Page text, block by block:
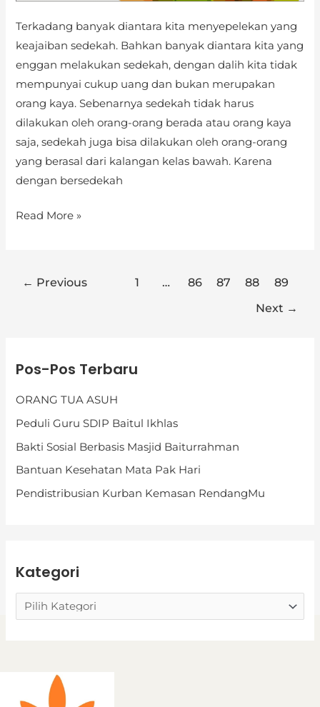
Terkadang banyak diantara kita menyepelekan yang
keajaiban sedekah. Bahkan banyak diantara kita yang
enggan melakukan sedekah, dengan dalih kita tidak
mempunyai cukup uang dan bukan merupakan
orang kaya. Sebenarnya sedekah tidak harus
dilakukan oleh orang-orang berada atau orang kaya
saja, sedekah juga bisa dilakukan oleh orang-orang
yang berasal dari kalangan kelas bawah. Karena
dengan bersedekah
Read More »
← Previous 1 … 86 87 88
89
Next →
Pos-Pos Terbaru
ORANG TUA ASUH
Peduli Guru SDIP Baitul Ikhlas
Bakti Sosial Berbasis Masjid Baiturrahman
Bantuan Kesehatan Mata Pak Hari
Pendistribusian Kurban Kemasan RendangMu
Kategori
a
g
o
r
i